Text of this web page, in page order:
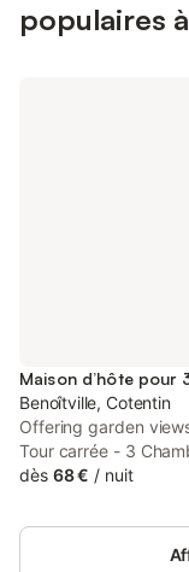
populaires
Benoîtville, Cotentin
Offering garden
Tour carrée - 3
accommodation
from Tatihou Fort.
provides free
dès 68 € / nuit